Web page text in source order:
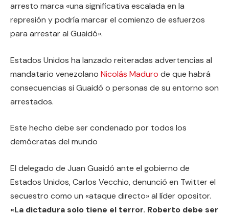
arresto marca «una significativa escalada en la
represión y podría marcar el comienzo de esfuerzos
para arrestar al Guaidó».
Estados Unidos ha lanzado reiteradas advertencias al
mandatario venezolano Nicolás Maduro de que habrá
consecuencias si Guaidó o personas de su entorno son
arrestados.
Este hecho debe ser condenado por todos los
demócratas del mundo
El delegado de Juan Guaidó ante el gobierno de
Estados Unidos, Carlos Vecchio, denunció en Twitter el
secuestro como un «ataque directo» al líder opositor.
«La dictadura solo tiene el terror. Roberto debe ser